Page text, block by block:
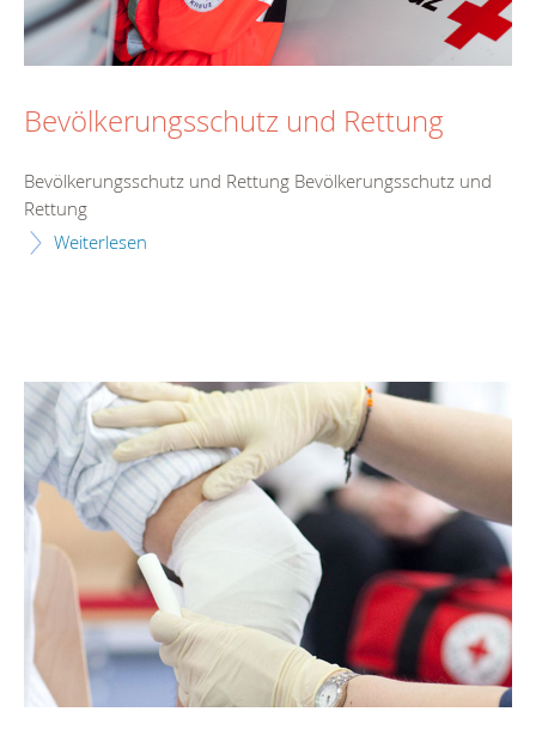
Bevölkerungsschutz und Rettung
Bevölkerungsschutz und Rettung Bevölkerungsschutz und
Rettung
Weiterlesen